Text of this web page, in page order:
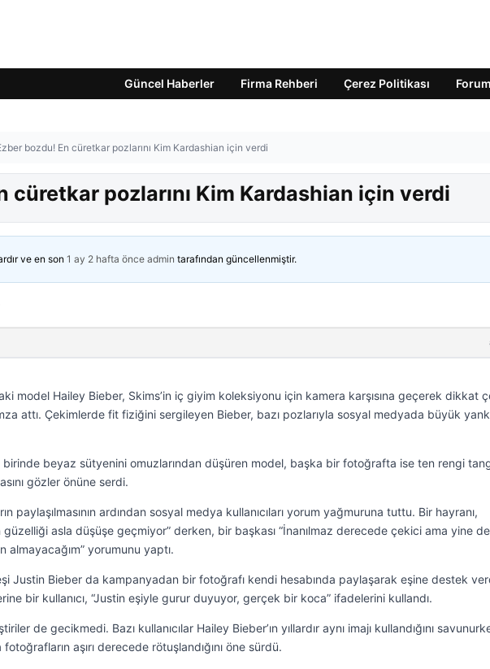
Güncel Haberler Firma Rehberi Çerez Politikası Forum
bozdu! En cüretkar pozlarını Kim Kardashian için verdi
cüretkar pozlarını Kim Kardashian için verdi
ve en son 1 ay 2 hafta önce admin tarafından güncellenmiştir.
model Hailey Bieber, Skims’in iç giyim koleksiyonu için kamera karşısına geçerek dikkat
attı. Çekimlerde fit fiziğini sergileyen Bieber, bazı pozlarıyla sosyal medyada büyük
birinde beyaz sütyenini omuzlarından düşüren model, başka bir fotoğrafta ise ten rengi
gözler önüne serdi.
paylaşılmasının ardından sosyal medya kullanıcıları yorum yağmuruna tuttu. Bir hayranı,
güzelliği asla düşüşe geçmiyor” derken, bir başkası “İnanılmaz derecede çekici ama yine de
almayacağım” yorumunu yaptı.
eşi Justin Bieber da kampanyadan bir fotoğrafı kendi hesabında paylaşarak eşine destek
bir kullanıcı, “Justin eşiyle gurur duyuyor, gerçek bir koca” ifadelerini kullandı.
de gecikmedi. Bazı kullanıcılar Hailey Bieber’ın yıllardır aynı imajı kullandığını
fotoğrafların aşırı derecede rötuşlandığını öne sürdü.